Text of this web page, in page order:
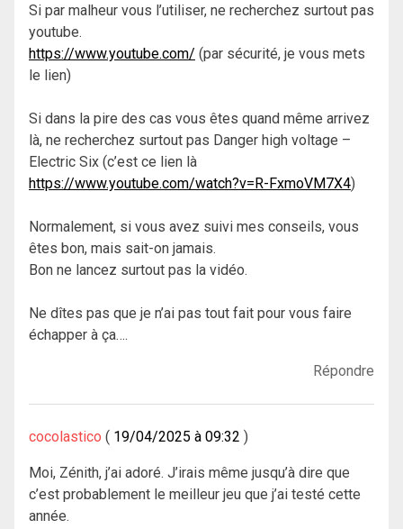
Si par malheur vous l’utiliser, ne recherchez surtout pas
youtube.
https://www.youtube.com/ (par sécurité, je vous mets
le lien)
Si dans la pire des cas vous êtes quand même arrivez
là, ne recherchez surtout pas Danger high voltage –
Electric Six (c’est ce lien là
https://www.youtube.com/watch?v=R-FxmoVM7X4)
Normalement, si vous avez suivi mes conseils, vous
êtes bon, mais sait-on jamais.
Bon ne lancez surtout pas la vidéo.
Ne dîtes pas que je n’ai pas tout fait pour vous faire
échapper à ça….
Répondre
cocolastico 19/04/2025 à 09:32
Moi, Zénith, j’ai adoré. J’irais même jusqu’à dire que
c’est probablement le meilleur jeu que j’ai testé cette
année.